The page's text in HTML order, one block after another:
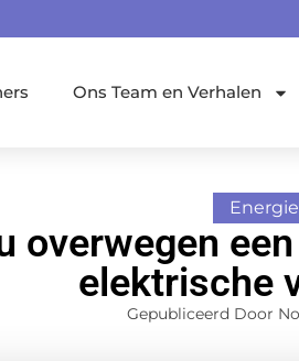
Ons Team en Verhalen
Energie
overwegen
elektrische
Gepubliceerd Door